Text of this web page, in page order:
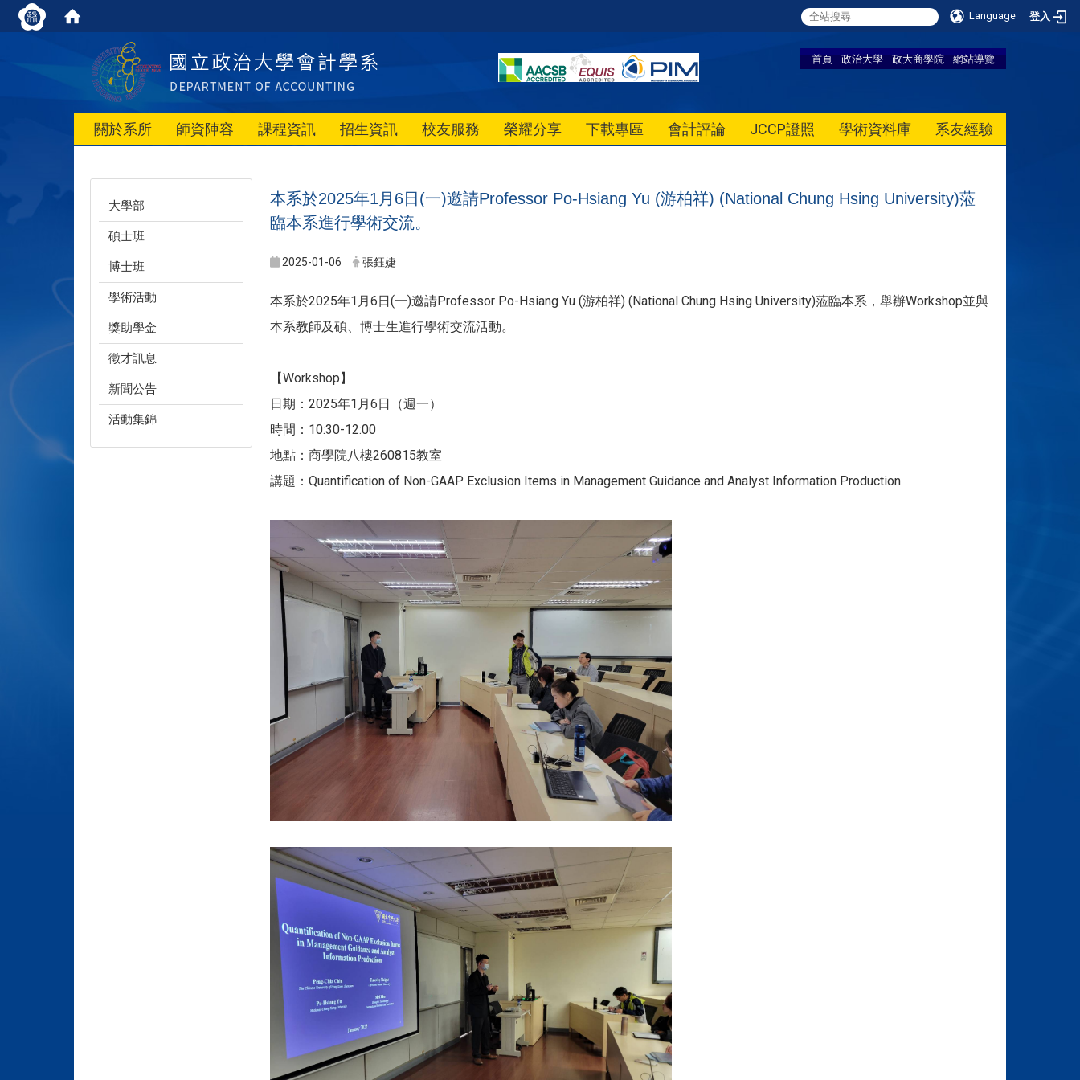
Language 登入
首頁 政治大學 政大商學院 網站導覽
關於系所 師資陣容 課程資訊 招生資訊 校友服務 榮耀分享 下載專區 會計評論 JCCP證照 學術資料庫 系友經驗
大學部
碩士班
博士班
學術活動
獎助學金
徵才訊息
新聞公告
活動集錦
本系於2025年1月6日(一)邀請Professor Po-Hsiang Yu (游柏祥) (National Chung Hsing University)蒞
臨本系進行學術交流。
2025-01-06 張鈺婕
本系於2025年1月6日(一)邀請Professor Po-Hsiang Yu (游柏祥) (National Chung Hsing University)蒞臨本系，舉辦Workshop並與
本系教師及碩、博士生進行學術交流活動。
【Workshop】
日期：2025年1月6日（週一）
時間：10:30-12:00
地點：商學院八樓260815教室
講題：Quantification of Non-GAAP Exclusion Items in Management Guidance and Analyst Information Production